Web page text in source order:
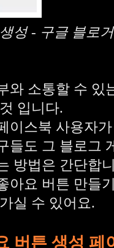
성 - 구글 블로
와 소통할 수 있
입니다.
이스북 사용자
들도 그 블로그
방법은 간단합
아요 버튼 만들
실 수 있어요.
버튼 생성 페